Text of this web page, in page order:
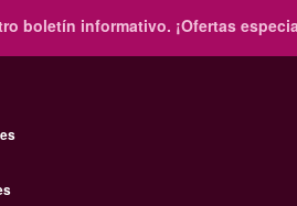
boletín informativo. ¡Ofertas